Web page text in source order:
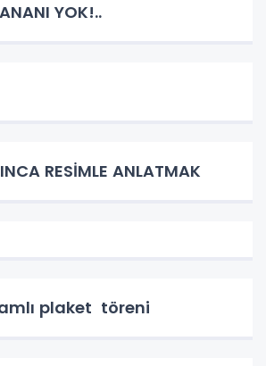
YOK!..
RESİMLE ANLATMAK
plaket töreni